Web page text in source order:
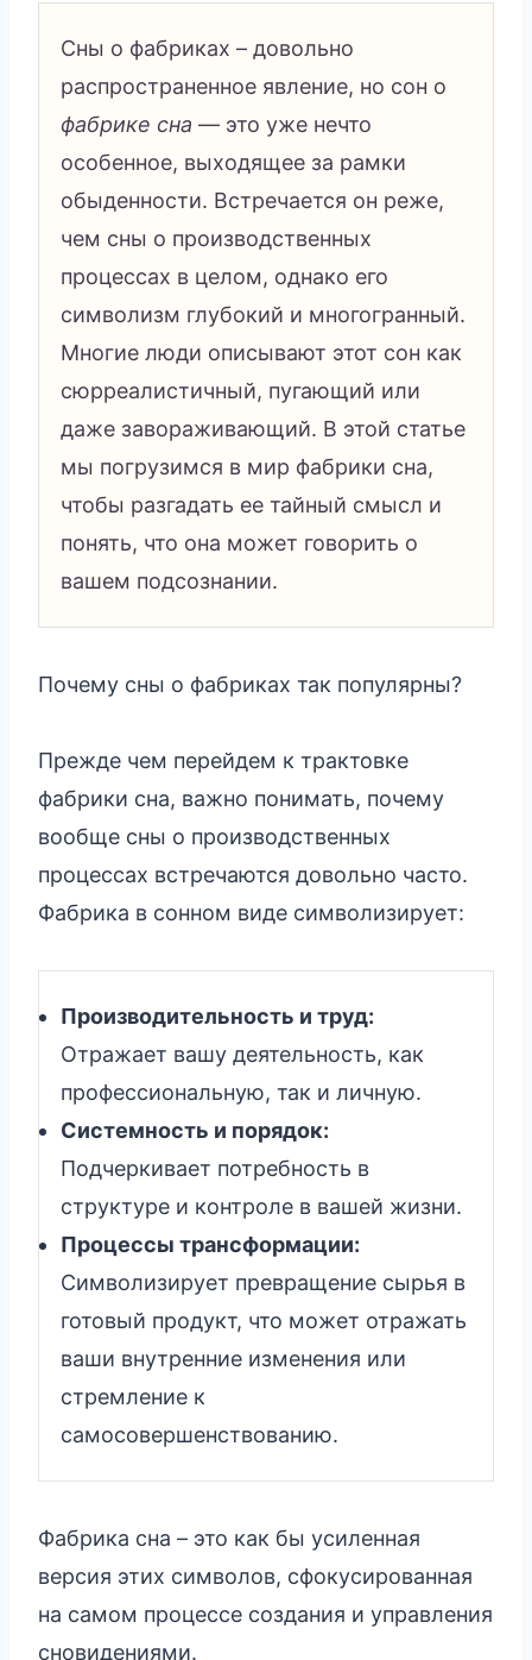
Сны о фабриках – довольно
распространенное явление, но сон о
фабрике сна — это уже нечто
особенное, выходящее за рамки
обыденности. Встречается он реже,
чем сны о производственных
процессах в целом, однако его
символизм глубокий и многогранный.
Многие люди описывают этот сон как
сюрреалистичный, пугающий или
даже завораживающий. В этой статье
мы погрузимся в мир фабрики сна,
чтобы разгадать ее тайный смысл и
понять, что она может говорить о
вашем подсознании.
Почему сны о фабриках так популярны?
Прежде чем перейдем к трактовке
фабрики сна, важно понимать, почему
вообще сны о производственных
процессах встречаются довольно часто.
Фабрика в сонном виде символизирует:
Производительность и труд:
Отражает вашу деятельность, как
профессиональную, так и личную.
Системность и порядок:
Подчеркивает потребность в
структуре и контроле в вашей жизни.
Процессы трансформации:
Символизирует превращение сырья в
готовый продукт, что может отражать
ваши внутренние изменения или
стремление к
самосовершенствованию.
Фабрика сна – это как бы усиленная
версия этих символов, сфокусированная
на самом процессе создания и управления
сновидениями.